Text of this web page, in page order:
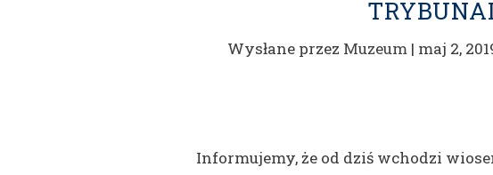
Wysłane przez Muzeum | maj 2,
Informujemy, że od dziś wchodzi